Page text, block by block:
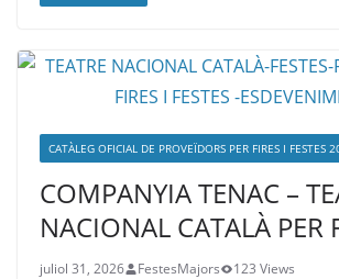
CATÀLEG OFICIAL DE PROVEÏDORS PER FIRES I FESTES
COMPANYIA TENAC –
NACIONAL CATALÀ PER
juliol 31, 2026 FestesMajors 123 Views